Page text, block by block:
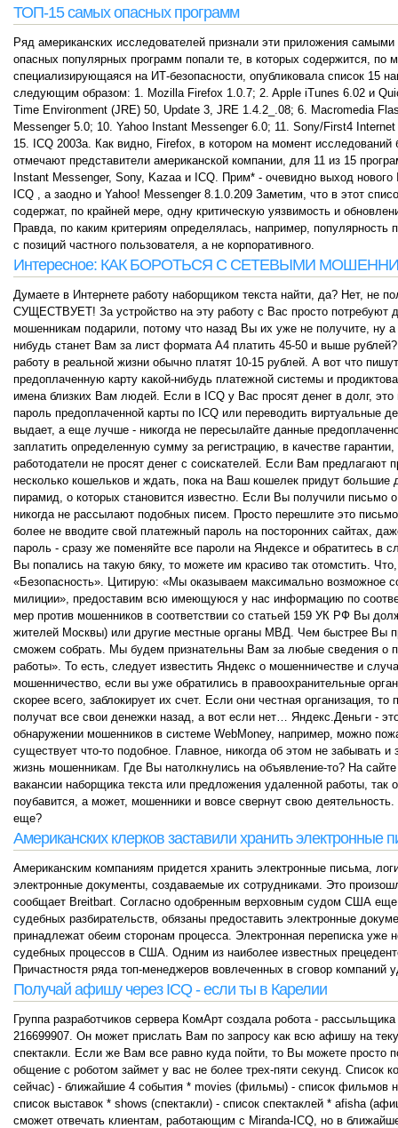
ТОП-15 самых опасных программ
Ряд американских исследователей признали эти приложения
опасных популярных программ попали те, в которых содержится, по
специализирующаяся на ИТ-безопасности, опубликовала список 15
следующим образом: 1. Mozilla Firefox 1.0.7; 2. Apple iTunes 6.02 и
Time Environment (JRE) 50, Update 3, JRE 1.4.2_.08; 6. Macromedia
Messenger 5.0; 10. Yahoo Instant Messenger 6.0; 11. Sony/First4
15. ICQ 2003a. Как видно, Firefox, в котором на момент
отмечают представители американской компании, для 11 из 15
Instant Messenger, Sony, Kazaa и ICQ. Прим* - очевидно выход
ICQ , а заодно и Yahoo! Messenger 8.1.0.209 Заметим, что в этот
содержат, по крайней мере, одну критическую уязвимость и
Правда, по каким критериям определялась, например, популярность
с позиций частного пользователя, а не корпоративного.
Интересное: КАК БОРОТЬСЯ С СЕТЕВЫМИ
Думаете в Интернете работу наборщиком текста найти, да? Нет, не
СУЩЕСТВУЕТ! За устройство на эту работу с Вас просто потребуют
мошенникам подарили, потому что назад Вы их уже не получите, ну
нибудь станет Вам за лист формата А4 платить 45-50 и выше
работу в реальной жизни обычно платят 10-15 рублей. А вот что
предоплаченную карту какой-нибудь платежной системы и
имена близких Вам людей. Если в ICQ у Вас просят денег в долг,
пароль предоплаченной карты по ICQ или переводить виртуальные
выдает, а еще лучше - никогда не пересылайте данные
заплатить определенную сумму за регистрацию, в качестве
работодатели не просят денег с соискателей. Если Вам
несколько кошельков и ждать, пока на Ваш кошелек придут большие
пирамид, о которых становится известно. Если Вы получили
никогда не рассылают подобных писем. Просто перешлите это
более не вводите свой платежный пароль на посторонних сайтах,
пароль - сразу же поменяйте все пароли на Яндексе и обратитесь в
Вы попались на такую бяку, то можете им красиво так отомстить.
«Безопасность». Цитирую: «Мы оказываем максимально возможное
милиции», предоставим всю имеющуюся у нас информацию по
мер против мошенников в соответствии со статьей 159 УК РФ Вы
жителей Москвы) или другие местные органы МВД. Чем быстрее Вы
сможем собрать. Мы будем признательны Вам за любые сведения о
работы». То есть, следует известить Яндекс о мошенничестве и
мошенничество, если вы уже обратились в правоохранительные
скорее всего, заблокирует их счет. Если они честная организация,
получат все свои денежки назад, а вот если нет… Яндекс.Деньги -
обнаружении мошенников в системе WebMoney, например, можно
существует что-то подобное. Главное, никогда об этом не забывать
жизнь мошенникам. Где Вы натолкнулись на объявление-то? На
вакансии наборщика текста или предложения удаленной работы,
поубавится, а может, мошенники и вовсе свернут свою
еще?
Американских клерков заставили хранить электронные
Американским компаниям придется хранить электронные письма,
электронные документы, создаваемые их сотрудниками. Это
сообщает Breitbart. Согласно одобренным верховным судом США еще
судебных разбирательств, обязаны предоставить электронные
принадлежат обеим сторонам процесса. Электронная переписка уже
судебных процессов в США. Одним из наиболее известных
Причастностя ряда топ-менеджеров вовлеченных в сговор
Получай афишу через ICQ - если ты в Карелии
Группа разработчиков сервера КомАрт создала робота -
216699907. Он может прислать Вам по запросу как всю афишу на
спектакли. Если же Вам все равно куда пойти, то Вы можете
общение с роботом займет у вас не более трех-пяти секунд. Список
сейчас) - ближайшие 4 события * movies (фильмы) - список фильмов
список выставок * shows (спектакли) - список спектаклей * afisha
сможет отвечать клиентам, работающим с Miranda-ICQ, но в